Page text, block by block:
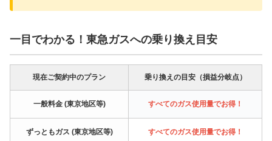
一目でわかる！東急ガスへの乗り換え目安
現在ご契約中のプラン 乗り換えの目安（損益分岐点）
一般料金 (東京地区等) すべてのガス使用量でお得！
ずっともガス (東京地区等) すべてのガス使用量でお得！